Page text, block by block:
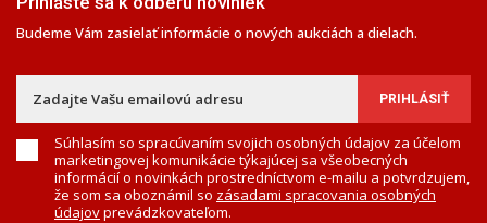
Budeme Vám zasielať informácie o nových aukciách a dielach.
Súhlasím so spracúvaním svojich osobných údajov za účelom
marketingovej komunikácie týkajúcej sa všeobecných
informácií o novinkách prostredníctvom e-mailu a potvrdzujem,
že som sa oboznámil so zásadami spracovania osobných
údajovprevádzkovateľom.